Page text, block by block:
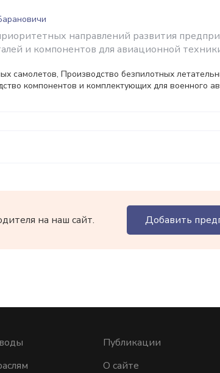
направлений развития
и компонентов для авиационной
самолетов, Производство безпилотных
компонентов и комплектующих для военного
на наш сайт. Добавить
Публикации
О сайте